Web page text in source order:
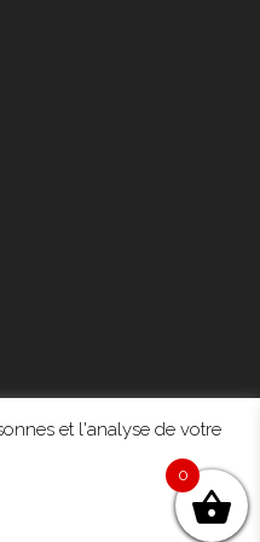
et l'analyse de votre
0